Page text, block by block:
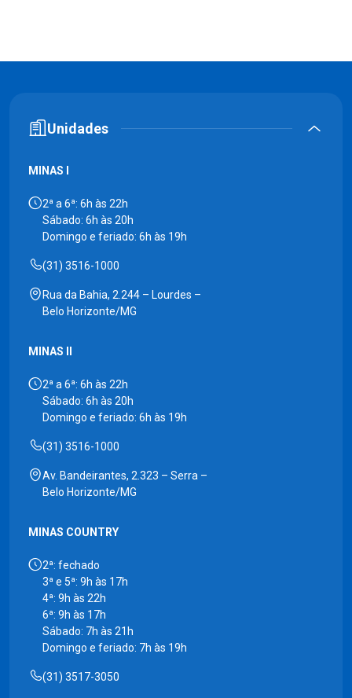
Unidades
MINAS I
2ª a 6ª: 6h às 22h
Sábado: 6h às 20h
Domingo e feriado: 6h às 19h
(31) 3516-1000
Rua da Bahia, 2.244 – Lourdes –
Belo Horizonte/MG
MINAS II
2ª a 6ª: 6h às 22h
Sábado: 6h às 20h
Domingo e feriado: 6h às 19h
(31) 3516-1000
Av. Bandeirantes, 2.323 – Serra –
Belo Horizonte/MG
MINAS COUNTRY
2ª: fechado
3ª e 5ª: 9h às 17h
4ª: 9h às 22h
6ª: 9h às 17h
Sábado: 7h às 21h
Domingo e feriado: 7h às 19h
(31) 3517-3050